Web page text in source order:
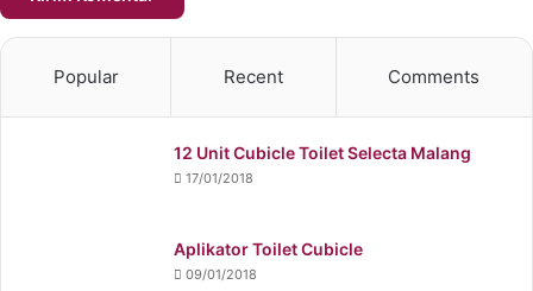
Popular Recent Comments
12 Unit Cubicle Toilet Selecta Malang
17/01/2018
Aplikator Toilet Cubicle
09/01/2018